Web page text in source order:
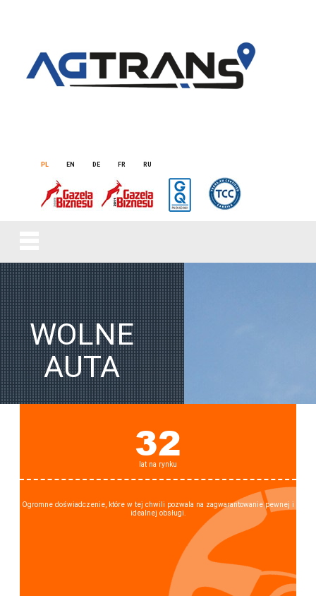
PL EN DE FR RU
WOLNE
AUTA
32
lat na rynku
Ogromne doświadczenie, które w tej chwili pozwala na zagwarantowanie pewnej i
idealnej obsługi.